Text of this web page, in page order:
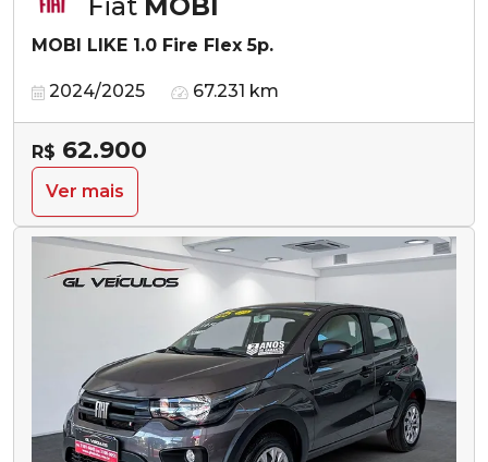
Fiat MOBI
MOBI LIKE 1.0 Fire Flex 5p.
2024/2025 67.231 km
R$ 62.900
Ver mais